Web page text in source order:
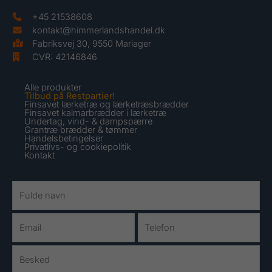
+45 21538608
kontakt@himmerlandshandel.dk
Fabriksvej 30, 9550 Mariager
CVR: 42146846
Alle produkter
Tilbud på Restpartier!
Finsavet lærketræ og lærketræsbrædder
Finsavet kalmarbrædder i lærketræ
Undertag, vind- & dampspærre
Grantræ brædder & tømmer
Handelsbetingelser
Privatlivs- og cookiepolitik
Kontakt